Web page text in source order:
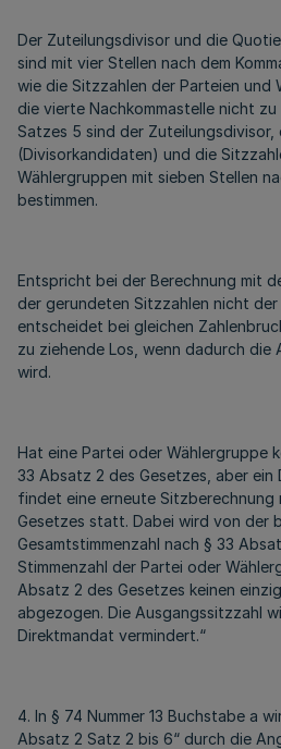
Der Zuteilungsdivisor und die
sind mit vier Stellen nach dem
wie die Sitzzahlen der Parteien und
die vierte Nachkommastelle nicht zu
Satzes 5 sind der Zuteilungsdivisor,
(Divisorkandidaten) und die
Wählergruppen mit sieben Stellen
bestimmen.
Entspricht bei der Berechnung mit
der gerundeten Sitzzahlen nicht
entscheidet bei gleichen
zu ziehende Los, wenn dadurch die
wird.
Hat eine Partei oder Wählergruppe
33 Absatz 2 des Gesetzes, aber ein
findet eine erneute Sitzberechnung
Gesetzes statt. Dabei wird von der
Gesamtstimmenzahl nach § 33
Stimmenzahl der Partei oder
Absatz 2 des Gesetzes keinen
abgezogen. Die Ausgangssitzzahl
Direktmandat vermindert.“
4. In § 74 Nummer 13 Buchstabe a
Absatz 2 Satz 2 bis 6“ durch die